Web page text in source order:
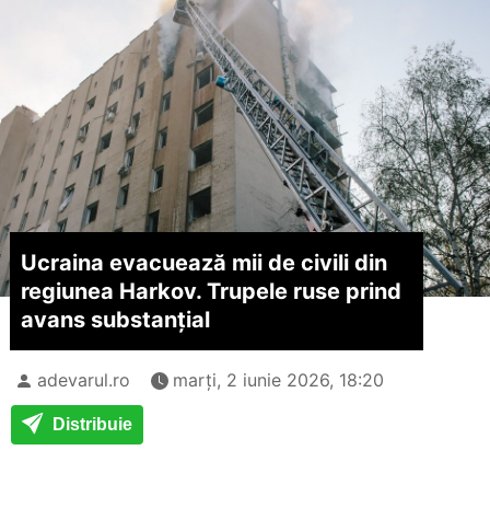
Ucraina evacuează mii de civili din
regiunea Harkov. Trupele ruse prind
avans substanțial
adevarul.ro marți, 2 iunie 2026, 18:20
Distribuie